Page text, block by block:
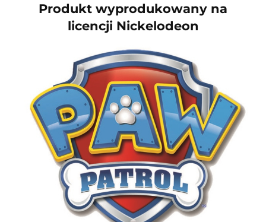
Produkt wyprodukowany na
licencji Nickelodeon